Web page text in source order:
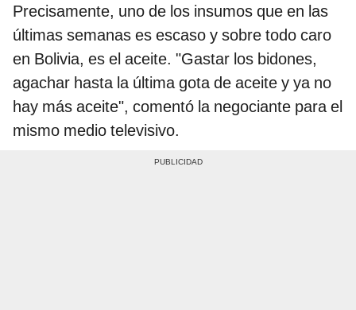
Precisamente, uno de los insumos que en las
últimas semanas es escaso y sobre todo caro
en Bolivia, es el aceite. "Gastar los bidones,
agachar hasta la última gota de aceite y ya no
hay más aceite", comentó la negociante para el
mismo medio televisivo.